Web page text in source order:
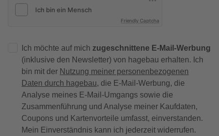
Friendly Captcha
Ich möchte auf mich zugeschnittene E-Mail-Werbung
(inklusive den Newsletter) von hagebau erhalten. Ich
bin mit der Nutzung meiner personenbezogenen
Daten durch hagebau, die E-Mail-Werbung, die
Analyse meines E-Mail-Umgangs sowie die
Zusammenführung und Analyse meiner Kaufdaten,
Coupons und Kartenvorteile umfasst, einverstanden.
Mein Einverständnis kann ich jederzeit widerrufen.